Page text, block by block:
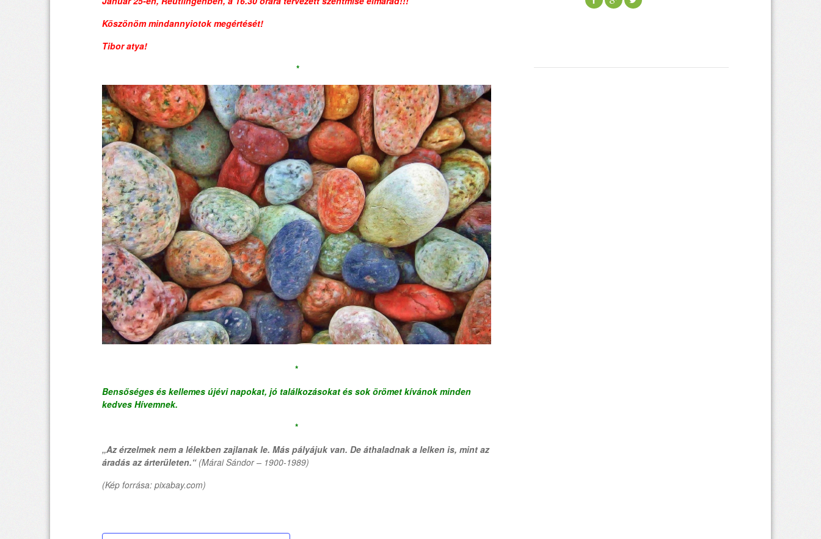
Köszönöm mindannyiotok megértését!
Tibor atya!
*
*
Bensőséges és kellemes újévi napokat, jó találkozásokat és sok örömet kívánok minden
kedves Hívemnek.
*
„Az érzelmek nem a lélekben zajlanak le. Más pályájuk van. De áthaladnak a lelken is, mint az
áradás az árterületen.“ (Márai Sándor – 1900-1989)
(Kép forrása: pixabay.com)